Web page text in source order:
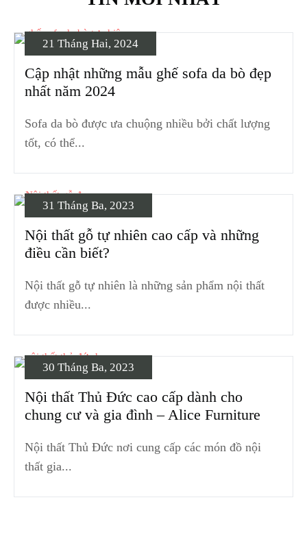
21 Tháng Hai, 2024
Cập nhật những mẫu ghế sofa da bò đẹp
nhất năm 2024
Sofa da bò được ưa chuộng nhiều bởi chất lượng
tốt, có thể...
31 Tháng Ba, 2023
Nội thất gỗ tự nhiên cao cấp và những
điều cần biết?
Nội thất gỗ tự nhiên là những sản phẩm nội thất
được nhiều...
30 Tháng Ba, 2023
Nội thất Thủ Đức cao cấp dành cho
chung cư và gia đình – Alice Furniture
Nội thất Thủ Đức nơi cung cấp các món đồ nội
thất gia...